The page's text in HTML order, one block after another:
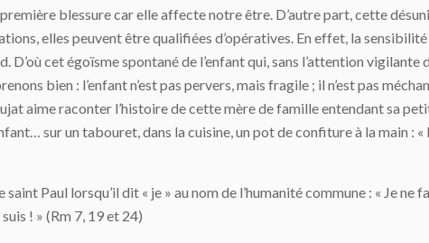
blessure car elle affecte notre être. D’autre part, cette
elles peuvent être qualifiées d’opératives. En effet, la sensibilité
cet égoïsme spontané de l’enfant qui, sans l’attention vigilante
bien : l’enfant n’est pas pervers, mais fragile ; il n’est pas
aime raconter l’histoire de cette mère de famille entendant sa
sur un tabouret, dans la cuisine, un pot de confiture à la main :
Paul lorsqu’il dit « je » au nom de l’humanité commune : « Je ne
! » (Rm 7, 19 et 24)